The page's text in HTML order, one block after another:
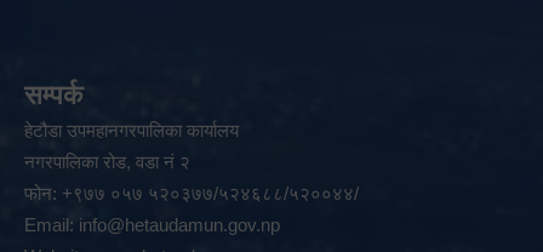
सम्पर्क
हेटौडा उपमहानगरपालिका कार्यालय
नगरपालिका रोड, वडा नं २
फोन: +९७७ ०५७ ५२०३७७/५२४६८८/५२००४४/
Email: info@hetaudamun.gov.np